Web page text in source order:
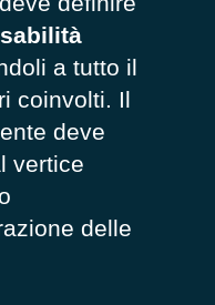
a tutto il
coinvolti. Il
deve
vertice
delle